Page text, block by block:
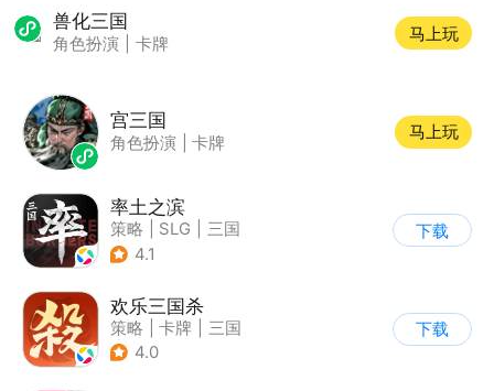
兽化三国
角色扮演 卡牌
马上玩
宫三国
角色扮演 卡牌
马上玩
率土之滨
策略 SLG
三国
| 中国风
4.1
下载
欢乐三国杀
策略 卡牌
三国
| 三国杀
4.0
下载